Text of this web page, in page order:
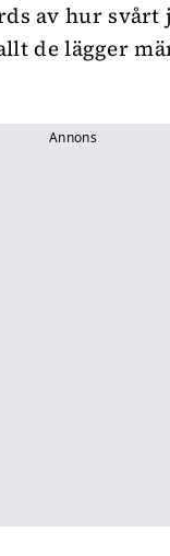
av hur svårt
de lägger
Annons